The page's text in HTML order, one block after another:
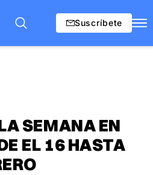
Suscríbete
SEMANA EN
EL 16 HASTA